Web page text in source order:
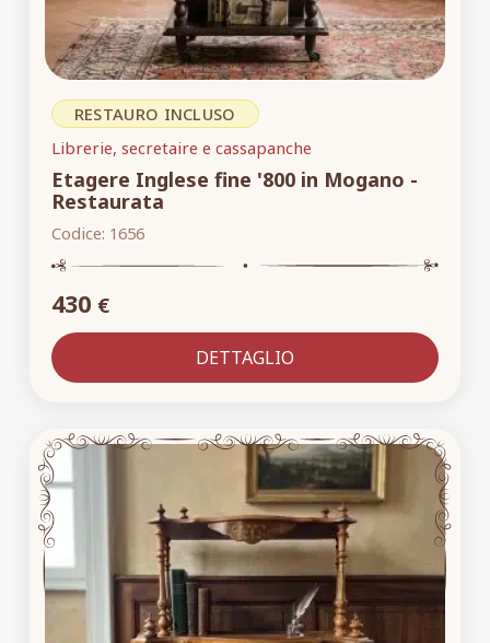
RESTAURO INCLUSO
Librerie, secretaire e cassapanche
Etagere Inglese fine '800 in Mogano -
Restaurata
Codice: 1656
430 €
DETTAGLIO